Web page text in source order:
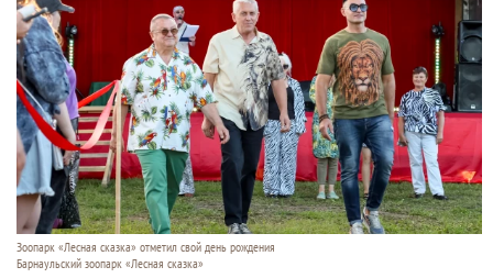
Зоопарк «Лесная сказка» отметил свой день рождения
Барнаульский зоопарк «Лесная сказка»